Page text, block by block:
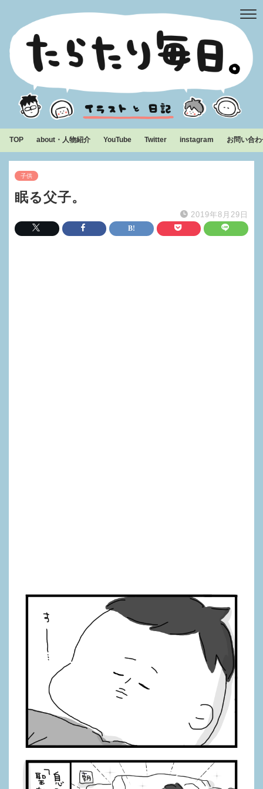
TOP about・人物紹介 YouTube Twitter instagram お問い合
子供
眠る父子。
2019年8月29日